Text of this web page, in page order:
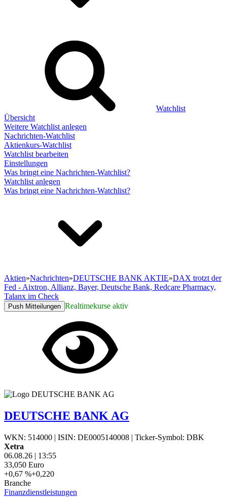
Watchlist
Übersicht
Weitere Watchlist anlegen
Nachrichten-Watchlist
Aktienkurs-Watchlist
Watchlist bearbeiten
Einstellungen
Was bringt eine Nachrichten-Watchlist?
Watchlist anlegen
Was bringt eine Nachrichten-Watchlist?
Aktien»Nachrichten»DEUTSCHE BANK AKTIE»DAX trotzt der
Fed - Aixtron, Allianz, Bayer, Deutsche Bank, Redcare Pharmacy,
Talanx im Check
Push Mitteilungen Realtimekurse aktiv
DEUTSCHE BANK AG
WKN: 514000 | ISIN: DE0005140008 | Ticker-Symbol: DBK
Xetra
06.08.26 | 13:55
33,050 Euro
+0,67 %+0,220
Branche
Finanzdienstleistungen